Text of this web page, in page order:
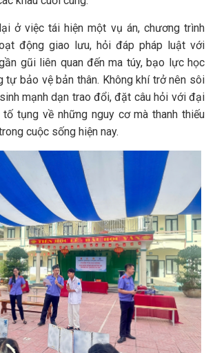
ở việc tái hiện một vụ án, chương trình
động giao lưu, hỏi đáp pháp luật với
gũi liên quan đến ma túy, bạo lực học
tự bảo vệ bản thân. Không khí trở nên sôi
mạnh dạn trao đổi, đặt câu hỏi với đại
tụng về những nguy cơ mà thanh thiếu
cuộc sống hiện nay.